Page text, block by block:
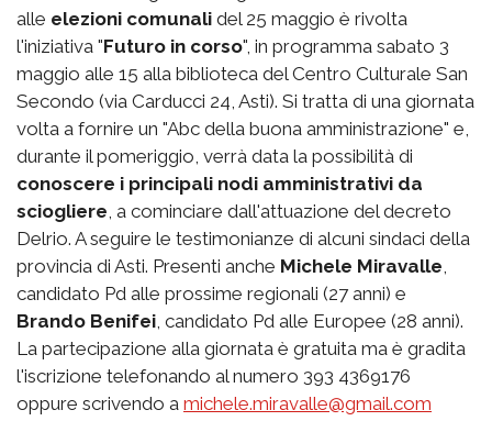
alle elezioni comunali del 25 maggio è rivolta
l'iniziativa "Futuro in corso", in programma sabato 3
maggio alle 15 alla biblioteca del Centro Culturale San
Secondo (via Carducci 24, Asti). Si tratta di una giornata
volta a fornire un "Abc della buona amministrazione" e,
durante il pomeriggio, verrà data la possibilità di
conoscere i principali nodi amministrativi da
sciogliere , a cominciare dall'attuazione del decreto
Delrio. A seguire le testimonianze di alcuni sindaci della
provincia di Asti. Presenti anche Michele Miravalle
candidato Pd alle prossime regionali (27 anni) e
Brando Benifei , candidato Pd alle Europee (28 anni).
La partecipazione alla giornata è gratuita ma è gradita
l'iscrizione telefonando al numero 393 4369176
oppure scrivendo a michele.miravalle@gmail.com